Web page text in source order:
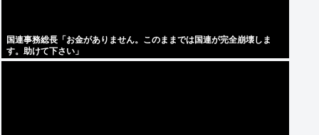
国連事務総長「お金がありません。このままでは国連が完全崩壊しま
す。助けて下さい」